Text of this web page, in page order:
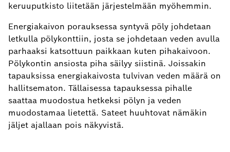
keruuputkisto liitetään järjestelmään myöhemmin.
Energiakaivon porauksessa syntyvä pöly johdetaan
letkulla pölykonttiin, josta se johdetaan veden avulla
parhaaksi katsottuun paikkaan kuten pihakaivoon.
Pölykontin ansiosta piha säilyy siistinä. Joissakin
tapauksissa energiakaivosta tulvivan veden määrä on
hallitsematon. Tällaisessa tapauksessa pihalle
saattaa muodostua hetkeksi pölyn ja veden
muodostamaa lietettä. Sateet huuhtovat nämäkin
jäljet ajallaan pois näkyvistä.